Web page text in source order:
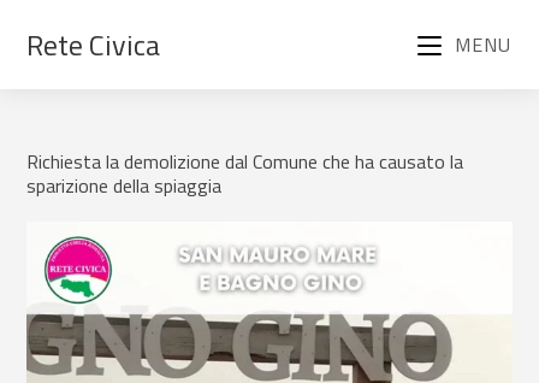
Rete Civica MENU
Richiesta la demolizione dal Comune che ha causato la
sparizione della spiaggia